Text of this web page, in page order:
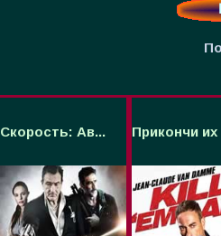
Скорость: Ав... Прикончи их